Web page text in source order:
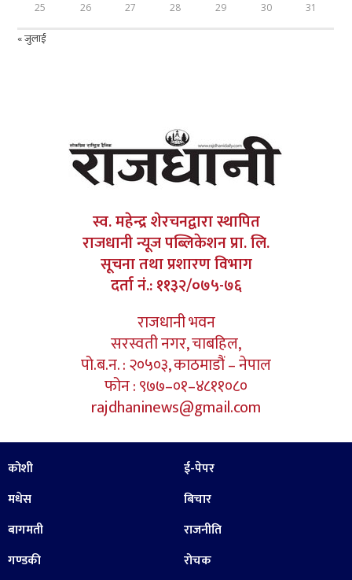
25 26 27 28 29 30 31
« जुलाई
स्व. महेन्द्र शेरचनद्वारा स्थापित
राजधानी न्यूज पब्लिकेशन प्रा. लि.
सूचना तथा प्रशारण विभाग
दर्ता नं.: ११३२/०७५-७६
राजधानी भवन
सरस्वती नगर, चाबहिल,
पो.ब.न. : २०५०३, काठमाडौं – नेपाल
फोन : ९७७–०१–४८११०८०
rajdhaninews@gmail.com
कोशी
मधेस
बागमती
गण्डकी
ई-पेपर
बिचार
राजनीति
रोचक